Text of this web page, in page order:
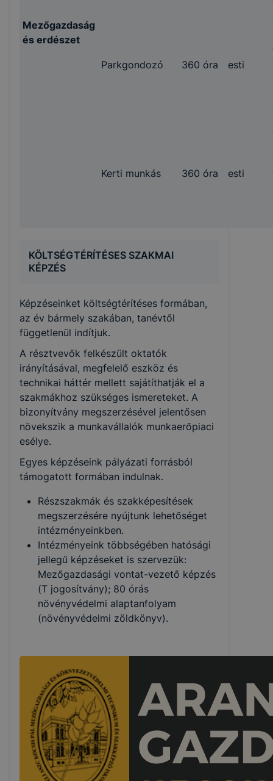
Mezőgazdaság
és erdészet
Parkgondozó 360 óra esti
Kerti munkás 360 óra esti
KÖLTSÉGTÉRÍTÉSES SZAKMAI
KÉPZÉS
Képzéseinket költségtérítéses formában,
az év bármely szakában, tanévtől
függetlenül indítjuk.
A résztvevők felkészült oktatók
irányításával, megfelelő eszköz és
technikai háttér mellett sajátíthatják el a
szakmákhoz szükséges ismereteket. A
bizonyítvány megszerzésével jelentősen
növekszik a munkavállalók munkaerőpiaci
esélye.
Egyes képzéseink pályázati forrásból
támogatott formában indulnak.
Részszakmák és szakképesítések
megszerzésére nyújtunk lehetőséget
intézményeinkben.
Intézményeink többségében hatósági
jellegű képzéseket is szervezük:
Mezőgazdasági vontat-vezető képzés
(T jogosítvány); 80 órás
növényvédelmi alaptanfolyam
(növényvédelmi zöldkönyv).